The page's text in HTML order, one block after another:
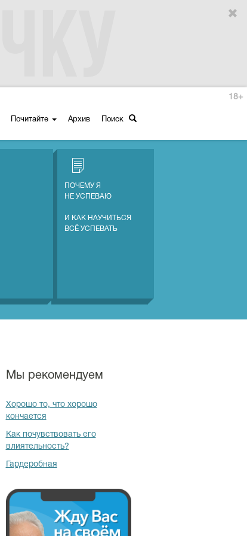
Почитайте Архив Поиск
18+
ПОЧЕМУ Я
НЕ УСПЕВАЮ
И КАК НАУЧИТЬСЯ
ВСЁ УСПЕВАТЬ
Мы рекомендуем
Хорошо то, что хорошо
кончается
Как почувствовать его
влиятельность?
Гардеробная